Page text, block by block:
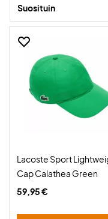
Mukavaa shoppailua!
Suosituin
Lacoste Sport
Cap Calathea Green
59,95 €